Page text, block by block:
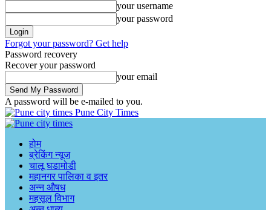
your username
your password
Forgot your password? Get help
Password recovery
Recover your password
your email
A password will be e-mailed to you.
Pune City Times
होम
ब्रेकिंग न्यूज
चालू घडामोडी
महानगर पालिका व इतर
अन्न औषध
महसूल विभाग